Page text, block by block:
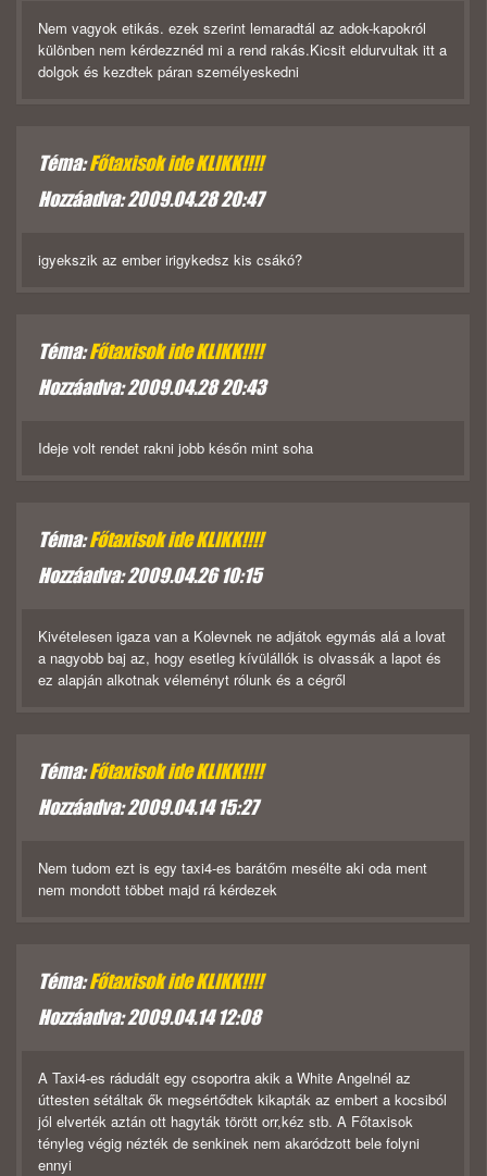
Nem vagyok etikás. ezek szerint lemaradtál az adok-kapokról
különben nem kérdezznéd mi a rend rakás.Kicsit eldurvultak itt a
dolgok és kezdtek páran személyeskedni
Téma:Főtaxisok ide KLIKK!!!!
Hozzáadva: 2009.04.28 20:47
igyekszik az ember irigykedsz kis csákó?
Téma:Főtaxisok ide KLIKK!!!!
Hozzáadva: 2009.04.28 20:43
Ideje volt rendet rakni jobb későn mint soha
Téma:Főtaxisok ide KLIKK!!!!
Hozzáadva: 2009.04.26 10:15
Kivételesen igaza van a Kolevnek ne adjátok egymás alá a lovat
a nagyobb baj az, hogy esetleg kívülállók is olvassák a lapot és
ez alapján alkotnak véleményt rólunk és a cégről
Téma:Főtaxisok ide KLIKK!!!!
Hozzáadva: 2009.04.14 15:27
Nem tudom ezt is egy taxi4-es barátőm mesélte aki oda ment
nem mondott többet majd rá kérdezek
Téma:Főtaxisok ide KLIKK!!!!
Hozzáadva: 2009.04.14 12:08
A Taxi4-es rádudált egy csoportra akik a White Angelnél az
úttesten sétáltak ők megsértődtek kikapták az embert a kocsiból
jól elverték aztán ott hagyták törött orr,kéz stb. A Főtaxisok
tényleg végig nézték de senkinek nem akaródzott bele folyni
ennyi